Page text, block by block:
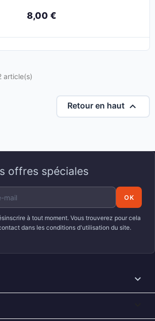
8,00 €
article(s)
Retour en haut 
offres spéciales
à tout moment. Vous trouverez pour cela
dans les conditions d'utilisation du site.
